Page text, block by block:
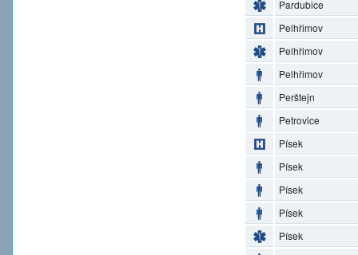
Pardubice
Pelhřimov
Pelhřimov
Pelhřimov
Perštejn
Petrovice
Písek
Písek
Písek
Písek
Písek